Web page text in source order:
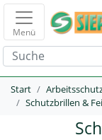
Menü
Start
Schutzbrillen &